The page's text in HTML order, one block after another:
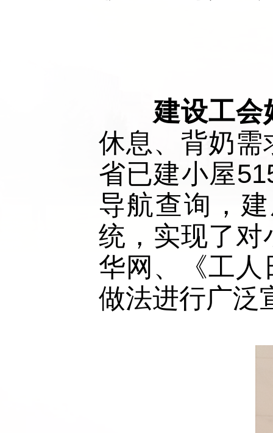
建设工会
休息、背奶需
省已建小屋
导航查询，
统，实现了对
华网、《工人
做法进行广泛